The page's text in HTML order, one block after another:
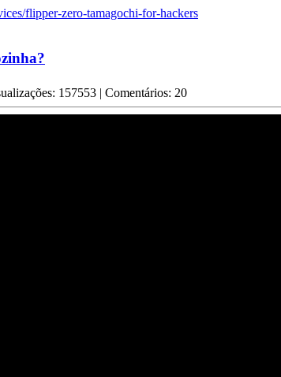
flipper-zero-tamagochi-for-hackers
157553 | Comentários: 20